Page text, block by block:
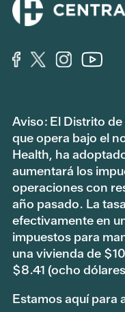
Aviso: El Distrito
que opera bajo el
Health, ha
aumentará los
operaciones con
año pasado. La
efectivamente en
impuestos para
una vivienda de
$8.41 (ocho
Estamos aquí para